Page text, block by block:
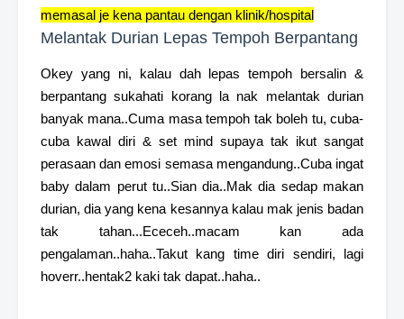
memasal je kena pantau dengan klinik/hospital
Melantak Durian Lepas Tempoh Berpantang
Okey yang ni, kalau dah lepas tempoh bersalin &
berpantang sukahati korang la nak melantak durian
banyak mana..Cuma masa tempoh tak boleh tu, cuba-
cuba kawal diri & set mind supaya tak ikut sangat
perasaan dan emosi semasa mengandung..Cuba ingat
baby dalam perut tu..Sian dia..Mak dia sedap makan
durian, dia yang kena kesannya kalau mak jenis badan
tak tahan...Ececeh..macam kan ada
pengalaman..haha..Takut kang time diri sendiri, lagi
hoverr..hentak2 kaki tak dapat..haha..